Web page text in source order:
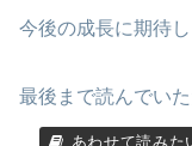
今後の成長に期待し
最後まで読んでい